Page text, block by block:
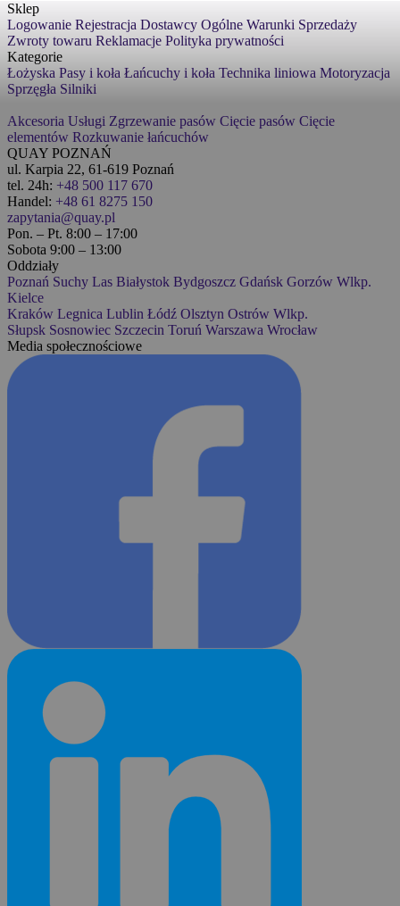
Sklep
Logowanie Rejestracja Dostawcy Ogólne Warunki Sprzedaży
Zwroty towaru Reklamacje Polityka prywatności
Kategorie
Łożyska Pasy i koła Łańcuchy i koła Technika liniowa Motoryzacja
Sprzęgła Silniki
Akcesoria Usługi Zgrzewanie pasów Cięcie pasów Cięcie
elementów Rozkuwanie łańcuchów
QUAY POZNAŃ
ul. Karpia 22, 61-619 Poznań
tel. 24h: +48 500 117 670
Handel: +48 61 8275 150
zapytania@quay.pl
Pon. – Pt. 8:00 – 17:00
Sobota 9:00 – 13:00
Oddziały
Poznań Suchy Las Białystok Bydgoszcz Gdańsk Gorzów Wlkp.
Kielce
Kraków Legnica Lublin Łódź Olsztyn Ostrów Wlkp.
Słupsk Sosnowiec Szczecin Toruń Warszawa Wrocław
Media społecznościowe